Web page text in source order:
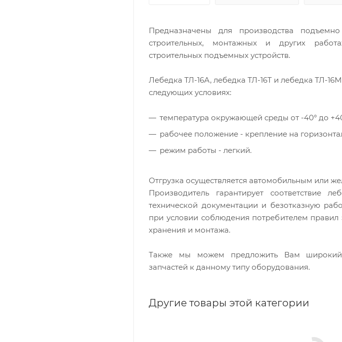
Предназначены для производства
строительных, монтажных и других
строительных подъемных устройств.
Лебедка ТЛ-16А, лебедка ТЛ-16Т и лебедка ТЛ-
следующих условиях:
температура окружающей среды от -40° до
рабочее положение - крепление на
режим работы - легкий.
Отгрузка осуществляется автомобильным или
Производитель гарантирует соответствие
технической документации и безотказную
при условии соблюдения потребителем правил
хранения и монтажа.
Также мы можем предложить Вам широкий
запчастей к данному типу оборудования.
Другие товары этой категории